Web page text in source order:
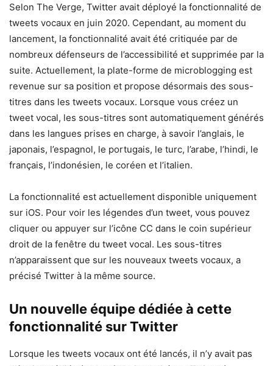
Selon The Verge, Twitter avait déployé la fonctionnalité de
tweets vocaux en juin 2020. Cependant, au moment du
lancement, la fonctionnalité avait été critiquée par de
nombreux défenseurs de l’accessibilité et supprimée par la
suite. Actuellement, la plate-forme de microblogging est
revenue sur sa position et propose désormais des sous-
titres dans les tweets vocaux. Lorsque vous créez un
tweet vocal, les sous-titres sont automatiquement générés
dans les langues prises en charge, à savoir l’anglais, le
japonais, l’espagnol, le portugais, le turc, l’arabe, l’hindi, le
français, l’indonésien, le coréen et l’italien.
La fonctionnalité est actuellement disponible uniquement
sur iOS. Pour voir les légendes d’un tweet, vous pouvez
cliquer ou appuyer sur l’icône CC dans le coin supérieur
droit de la fenêtre du tweet vocal. Les sous-titres
n’apparaissent que sur les nouveaux tweets vocaux, a
précisé Twitter à la même source.
Un nouvelle équipe dédiée à cette
fonctionnalité sur Twitter
Lorsque les tweets vocaux ont été lancés, il n’y avait pas